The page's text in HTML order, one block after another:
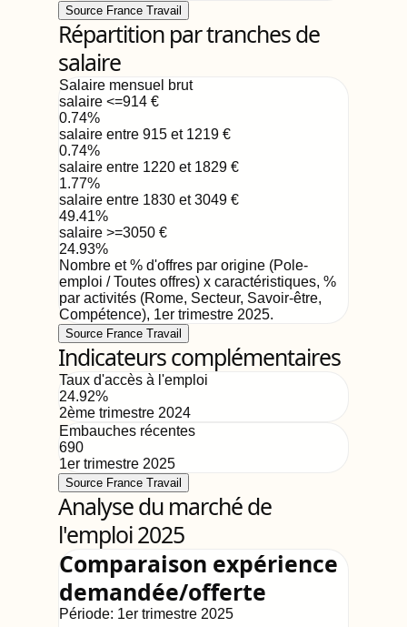
Source France Travail
Répartition par tranches de
salaire
Salaire mensuel brut
salaire <=914 €
0.74%
salaire entre 915 et 1219 €
0.74%
salaire entre 1220 et 1829 €
1.77%
salaire entre 1830 et 3049 €
49.41%
salaire >=3050 €
24.93%
Nombre et % d'offres par origine (Pole-
emploi / Toutes offres) x caractéristiques, %
par activités (Rome, Secteur, Savoir-être,
Compétence), 1er trimestre 2025.
Source France Travail
Indicateurs complémentaires
Taux d'accès à l'emploi
24.92%
2ème trimestre 2024
Embauches récentes
690
1er trimestre 2025
Source France Travail
Analyse du marché de
l'emploi 2025
Comparaison expérience
demandée/offerte
Période: 1er trimestre 2025